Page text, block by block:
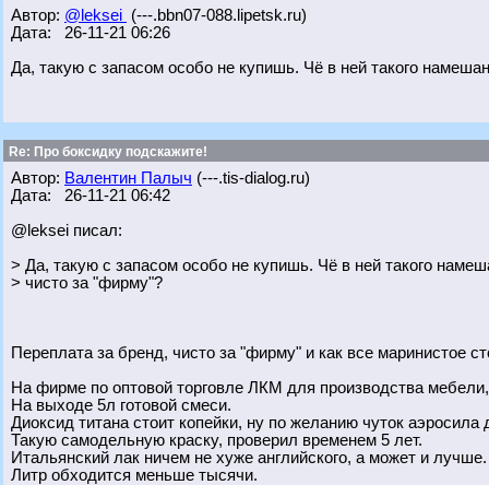
Автор: @leksei (---.bbn07-088.lipetsk.ru)
Дата: 26-11-21 06:26
Да, такую с запасом особо не купишь. Чё в ней такого
Re: Про боксидку подскажите!
Автор: Валентин Палыч (---.tis-dialog.ru)
Дата: 26-11-21 06:42
@leksei писал:
> Да, такую с запасом особо не купишь. Чё в ней такого
> чисто за "фирму"?
Переплата за бренд, чисто за "фирму" и как все маринистое
На фирме по оптовой торговле ЛКМ для производства
На выходе 5л готовой смеси.
Диоксид титана стоит копейки, ну по желанию чуток аэросила
Такую самодельную краску, проверил временем 5 лет.
Итальянский лак ничем не хуже английского, а может и лучше.
Литр обходится меньше тысячи.